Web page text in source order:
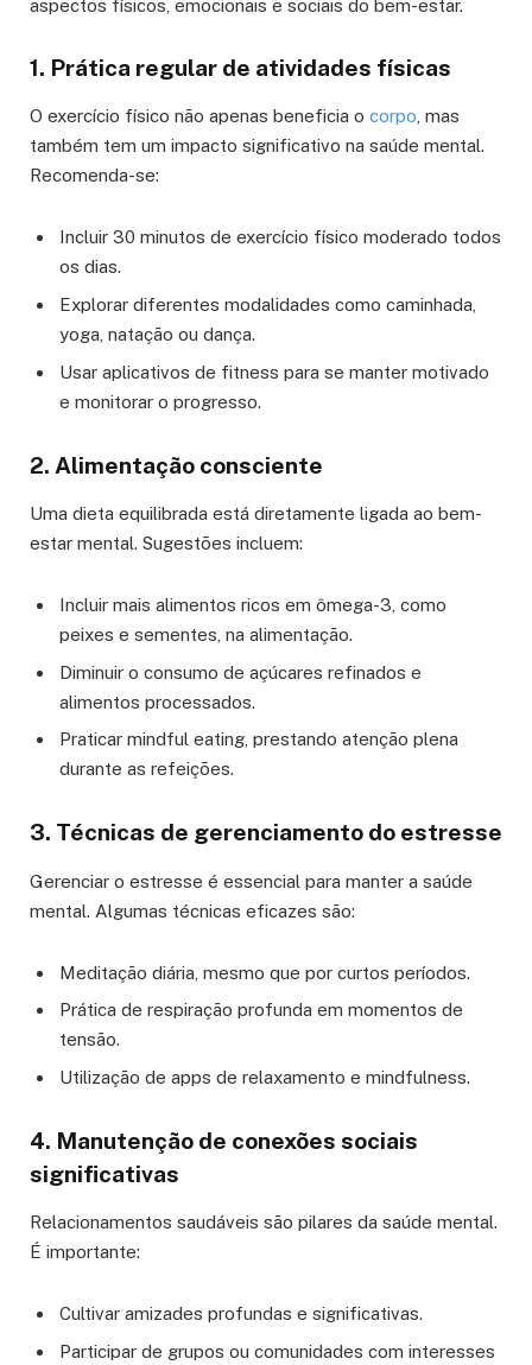
aspectos físicos, emocionais e sociais do bem-estar.
1. Prática regular de atividades físicas
O exercício físico não apenas beneficia o corpo, mas
também tem um impacto significativo na saúde mental.
Recomenda-se:
Incluir 30 minutos de exercício físico moderado todos
os dias.
Explorar diferentes modalidades como caminhada,
yoga, natação ou dança.
Usar aplicativos de fitness para se manter motivado
e monitorar o progresso.
2. Alimentação consciente
Uma dieta equilibrada está diretamente ligada ao bem-
estar mental. Sugestões incluem:
Incluir mais alimentos ricos em ômega-3, como
peixes e sementes, na alimentação.
Diminuir o consumo de açúcares refinados e
alimentos processados.
Praticar mindful eating, prestando atenção plena
durante as refeições.
3. Técnicas de gerenciamento do estresse
Gerenciar o estresse é essencial para manter a saúde
mental. Algumas técnicas eficazes são:
Meditação diária, mesmo que por curtos períodos.
Prática de respiração profunda em momentos de
tensão.
Utilização de apps de relaxamento e mindfulness.
4. Manutenção de conexões sociais
significativas
Relacionamentos saudáveis são pilares da saúde mental.
É importante:
Cultivar amizades profundas e significativas.
Participar de grupos ou comunidades com interesses